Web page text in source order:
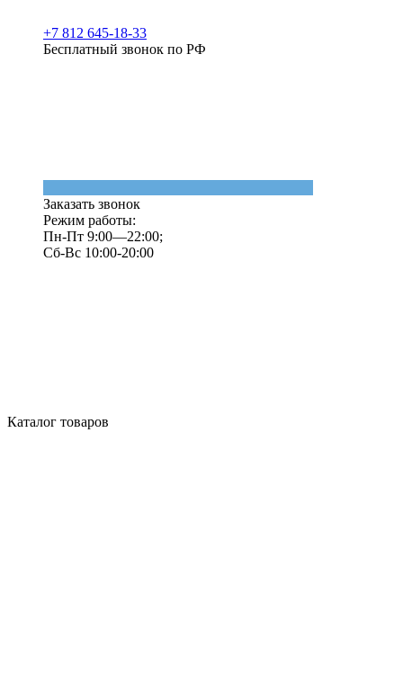
+7 812 645-18-33
Бесплатный звонок по РФ
Заказать звонок
Режим работы:
Пн-Пт 9:00—22:00;
Сб-Вс 10:00-20:00
Каталог товаров